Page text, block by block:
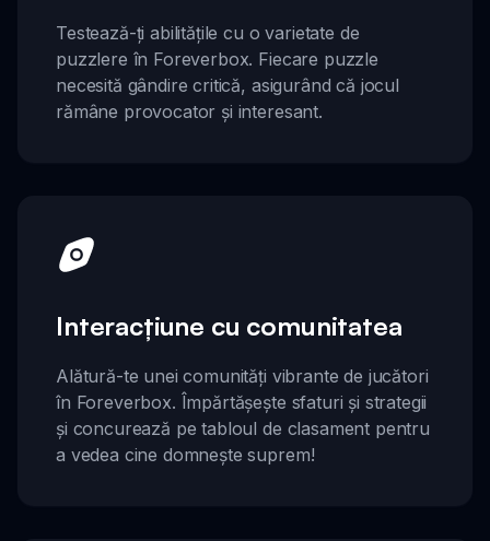
Testează-ți abilitățile cu o varietate de
puzzlere în Foreverbox. Fiecare puzzle
necesită gândire critică, asigurând că jocul
rămâne provocator și interesant.
Interacțiune cu comunitatea
Alătură-te unei comunități vibrante de jucători
în Foreverbox. Împărtășește sfaturi și strategii
și concurează pe tabloul de clasament pentru
a vedea cine domnește suprem!